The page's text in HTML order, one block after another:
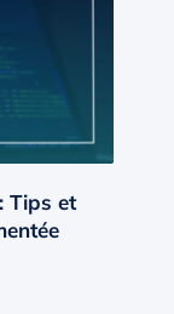
Tips et